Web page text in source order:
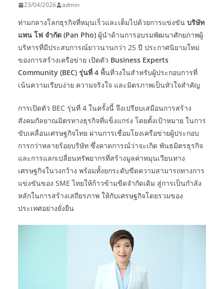
23/04/2026 admin
ท่ามกลางโลกธุรกิจที่หมุนเร็วและเต็มไปด้วยการแข่งขัน บริษัท
แพน โฟ จำกัด (Pan Pho) ผู้นำด้านการอบรมพัฒนาศักยภาพผู้
บริหารที่มีประสบการณ์ยาวนานกว่า 25 ปี ประกาศนิยามใหม่
ของการสร้างเครือข่าย เปิดตัว Business Experts
Community (BEC) รุ่นที่ 4 พื้นที่วงในสำหรับผู้ประกอบการที่
เน้นความเรียบง่าย ความจริงใจ และมิตรภาพเป็นหัวใจสำคัญ
การเปิดตัว BEC รุ่นที่ 4 ในครั้งนี้ จึงเปรียบเสมือนการสร้าง
สังคมกัลยาณมิตรทางธุรกิจที่แข็งแกร่ง โดยตั้งเป้าหมาย ในการ
ขับเคลื่อนเศรษฐกิจไทย ผ่านการเชื่อมโยงเครือข่ายผู้ประกอบ
การกว่าหลายร้อยบริษัท ซึ่งคาดการณ์ว่าจะเกิด พันธมิตรธุรกิจ
และการแลกเปลี่ยนทรัพยากรที่สร้างมูลค่าหมุนเวียนทาง
เศรษฐกิจในวงกว้าง พร้อมทั้งยกระดับขีดความสามารถทางการ
แข่งขันของ SME ไทยให้ก้าวข้ามขีดจำกัดเดิม สู่การเป็นกำลัง
หลักในการสร้างเสถียรภาพ ให้กับเศรษฐกิจโดยรวมของ
ประเทศอย่างยั่งยืน